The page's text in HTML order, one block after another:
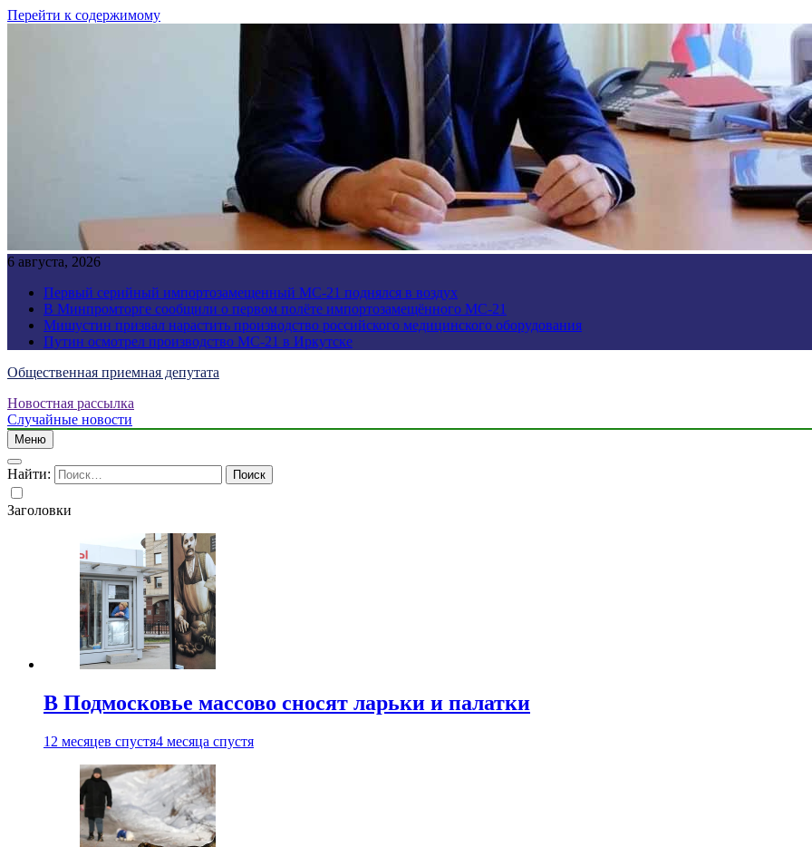
Перейти к содержимому
6 августа, 2026
Первый серийный импортозамещенный МС-21 поднялся в воздух
В Минпромторге сообщили о первом полёте импортозамещённого МС-21
Мишустин призвал нарастить производство российского медицинского оборудования
Путин осмотрел производство МС-21 в Иркутске
Общественная приемная депутата
Новостная рассылка
Случайные новости
Меню
Найти:
Заголовки
В Подмосковье массово сносят ларьки и палатки
12 месяцев спустя4 месяца спустя